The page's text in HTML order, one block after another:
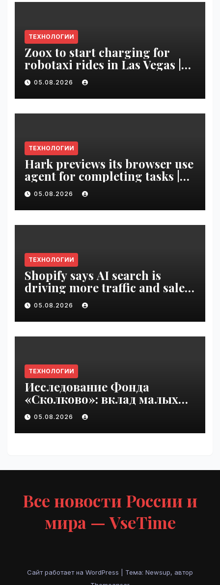
ТЕХНОЛОГИИ
Zoox to start charging for
robotaxi rides in Las Vegas |
VseTime.ru
05.08.2026
ТЕХНОЛОГИИ
Hark previews its browser use
agent for completing tasks |
VseTime.ru
05.08.2026
ТЕХНОЛОГИИ
Shopify says AI search is
driving more traffic and sales,
not replacing Google |
VseTime.ru
05.08.2026
ТЕХНОЛОГИИ
Исследование Фонда
«Сколково»: вклад малых
технологических компаний
в добавленную стоимость
высокотеха вырос вдвое за
05.08.2026
Все новости России и
мира — VseTime
Сайт работает на WordPress
Тема: Newsup, автор